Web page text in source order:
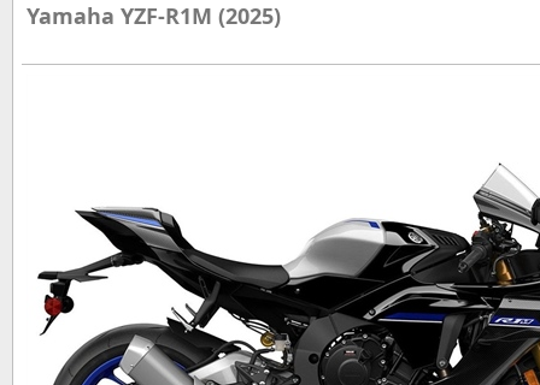
Yamaha YZF-R1M (2025)